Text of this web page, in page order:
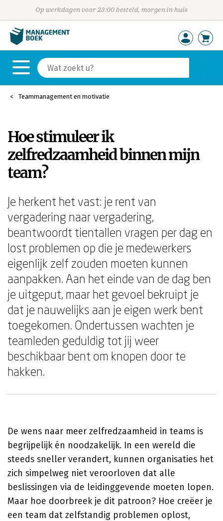
Op werkdagen voor 23:00 besteld, morgen in huis
Teammanagement en motivatie
Hoe stimuleer ik
zelfredzaamheid binnen mijn
team?
Je herkent het vast: je rent van
vergadering naar vergadering,
beantwoordt tientallen vragen per dag en
lost problemen op die je medewerkers
eigenlijk zelf zouden moeten kunnen
aanpakken. Aan het einde van de dag ben
je uitgeput, maar het gevoel bekruipt je
dat je nauwelijks aan je eigen werk bent
toegekomen. Ondertussen wachten je
teamleden geduldig tot jij weer
beschikbaar bent om knopen door te
hakken.
De wens naar meer zelfredzaamheid in teams is
begrijpelijk én noodzakelijk. In een wereld die
steeds sneller verandert, kunnen organisaties het
zich simpelweg niet veroorloven dat alle
beslissingen via de leidinggevende moeten lopen.
Maar hoe doorbreek je dit patroon? Hoe creëer je
een team dat zelfstandig problemen oplost,